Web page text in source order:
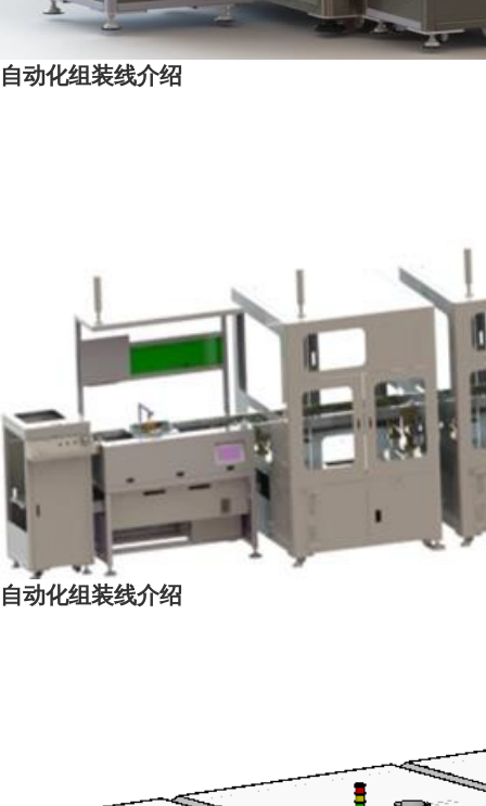
自动化组装线介绍
自动化组装线介绍